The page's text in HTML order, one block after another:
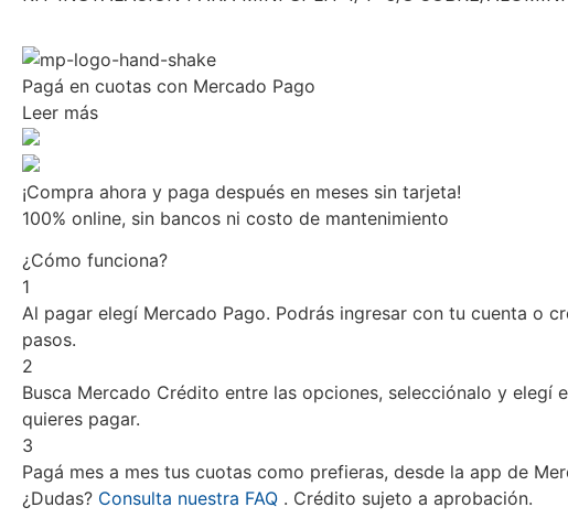
Pagá en cuotascon Mercado Pago
Leer más
¡Compra ahora y paga después en meses sin tarjeta!
100% online, sin bancos ni costo de mantenimiento
¿Cómo funciona?
1
Al pagar elegíMercado Pago. Podrás ingresar con tu cuenta o
pasos.
2
Busca Mercado Crédito entre las opciones, selecciónalo y elegí
quieres pagar.
3
Pagá mes a mes tus cuotas como prefieras, desde la app de
¿Dudas? Consulta nuestra FAQ. Crédito sujeto a aprobación.